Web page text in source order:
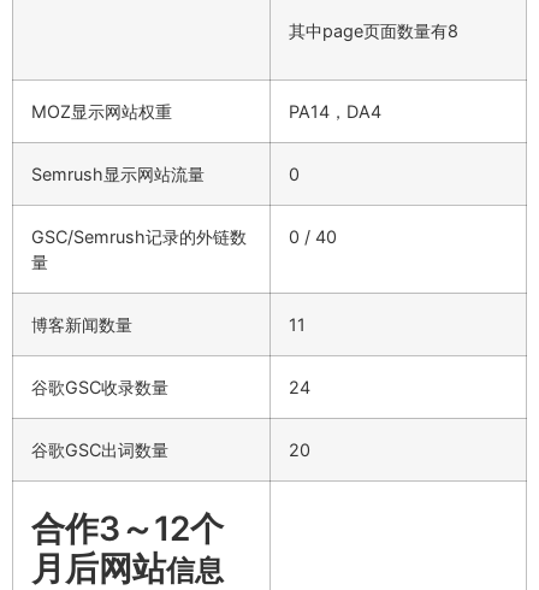
其中page页面数量有8
MOZ显示网站权重 PA14，DA4
Semrush显示网站流量 0
GSC/Semrush记录的外链数
量
0 / 40
博客新闻数量 11
谷歌GSC收录数量 24
谷歌GSC出词数量 20
合作3～12个
月后网站信息